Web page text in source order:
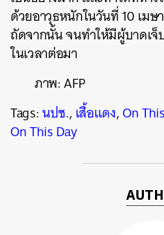
ด้วยอาวุธหนักในวันที่ 10 เม
ถัดจากนั้น จนทำให้มีผู้บาดเ
ในเวลาต่อมา
ภาพ: AFP
Tags:นปช.,เสื้อแดง,On
On This Day